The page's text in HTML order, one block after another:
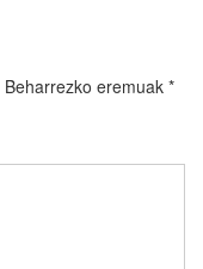
Beharrezko eremuak *